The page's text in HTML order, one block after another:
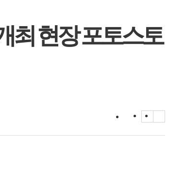
최 현장 포토스토